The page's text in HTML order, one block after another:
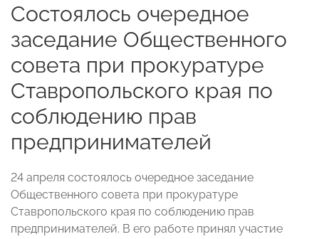
Состоялось очередное
заседание Общественного
совета при прокуратуре
Ставропольского края по
соблюдению прав
предпринимателей
24 апреля состоялось очередное заседание
Общественного совета при прокуратуре
Ставропольского края по соблюдению прав
предпринимателей. В его работе принял участие